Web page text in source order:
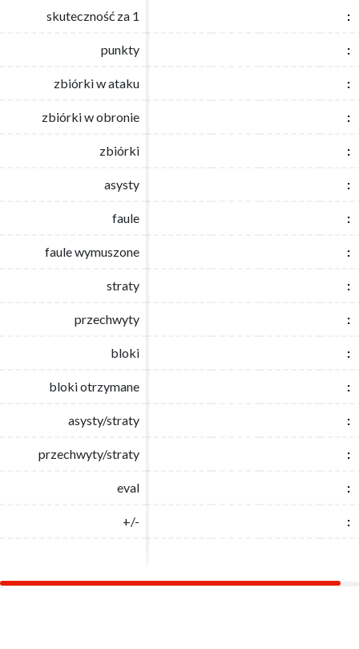
skuteczność za 1 :
punkty :
zbiórki w ataku :
zbiórki w obronie :
zbiórki :
asysty :
faule :
faule wymuszone :
straty :
przechwyty :
bloki :
bloki otrzymane :
asysty/straty :
przechwyty/straty :
eval :
+/- :
skuteczność za 1 :
punkty :
zbiórki w ataku :
zbiórki w obronie :
zbiórki :
asysty :
faule :
faule wymuszone :
straty :
przechwyty :
bloki :
bloki otrzymane :
asysty/straty :
przechwyty/straty :
eval :
+/- :